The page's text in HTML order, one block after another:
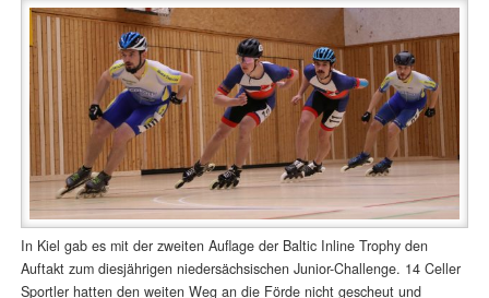
In Kiel gab es mit der zweiten Auflage der Baltic Inline Trophy den
Auftakt zum diesjährigen niedersächsischen Junior-Challenge. 14 Celler
Sportler hatten den weiten Weg an die Förde nicht gescheut und